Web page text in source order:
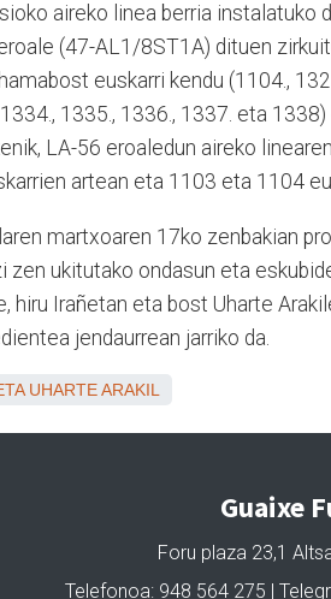
aireko linea berria instalatuko
(47-AL1/8ST1A) dituen
euskarri kendu (1104.,
1335., 1336., 1337. eta
LA-56 eroaledun aireko
artean eta 1103 eta 1104
martxoaren 17ko zenbakian
zen ukitutako ondasun eta
hiru Irañetan eta bost Uharte
jendaurrean jarriko da.
UHARTE ARAKIL
Guaixe
Foru plaza 23,1
Telefonoa: 948 564 275 |